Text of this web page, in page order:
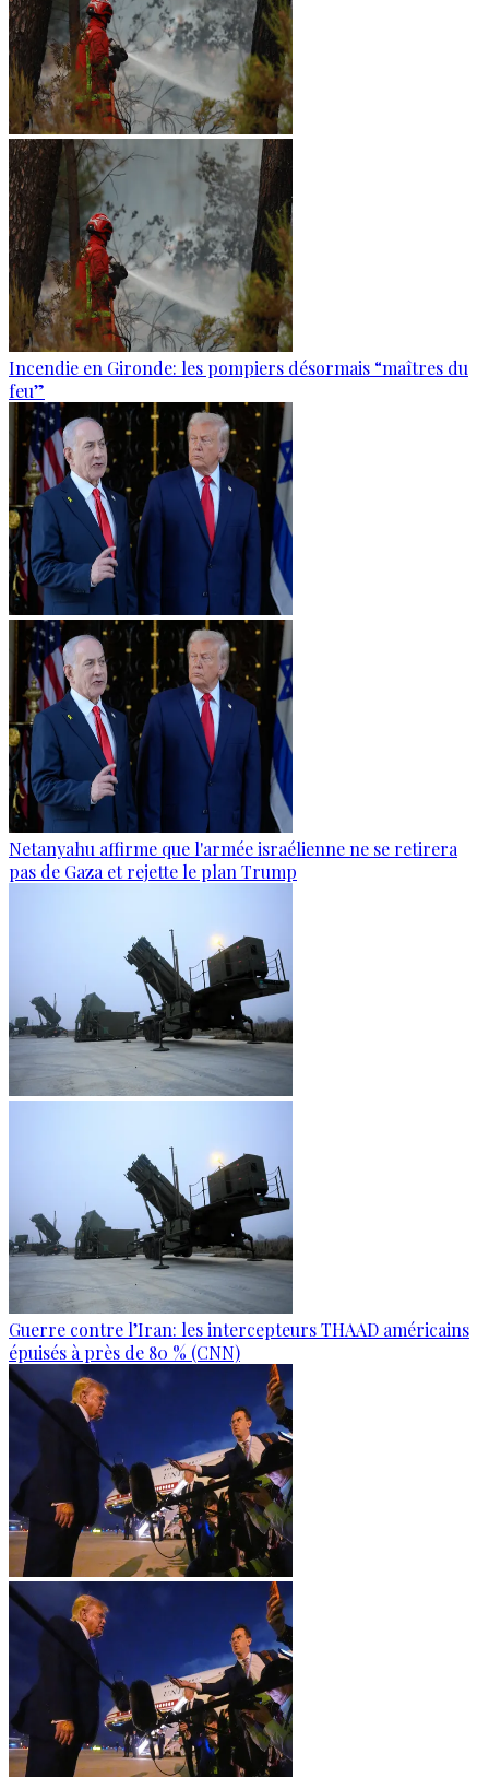
Incendie en Gironde: les pompiers désormais “maîtres du
feu”
Netanyahu affirme que l'armée israélienne ne se retirera
pas de Gaza et rejette le plan Trump
Guerre contre l’Iran: les intercepteurs THAAD américains
épuisés à près de 80 % (CNN)